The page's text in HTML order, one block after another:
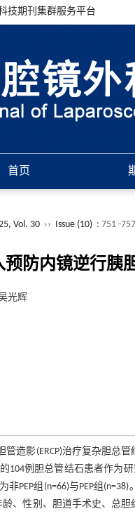
技期刊集群服务平台
首页
Vol. 30 ›› Issue (10) : 751 -
预防内镜逆行胰
光辉
管造影(ERCP)治疗复杂胆总
104例胆总管结石患者作为
非PEP组(n=66)与PEP组
、性别、胆道手术史、总